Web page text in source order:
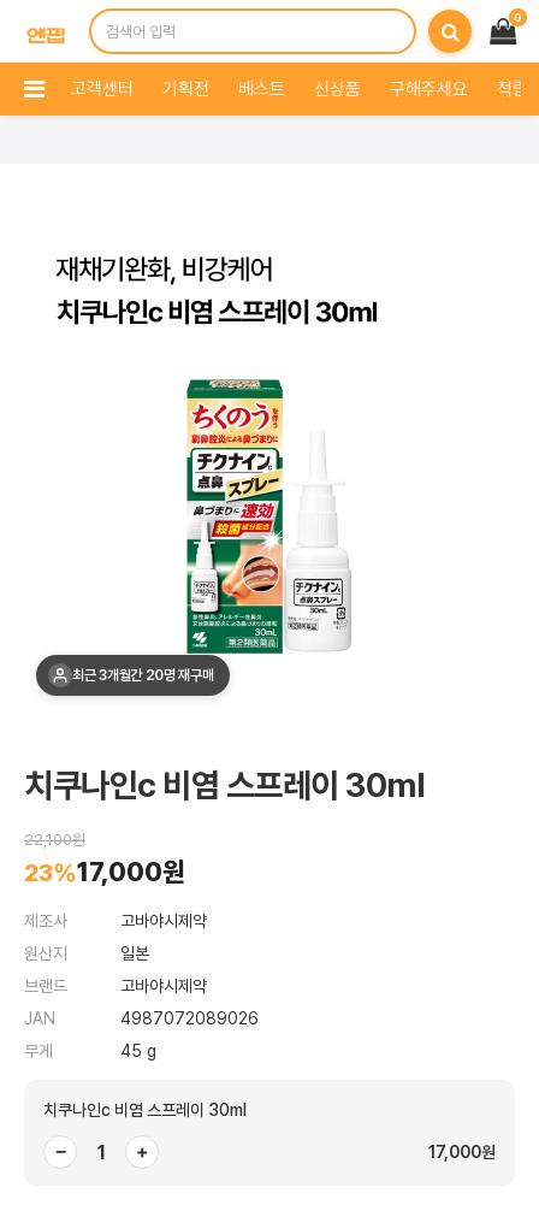
0
고객센터 기획전 베스트 신상품 구해주세요 적립
최근 3개월간 20명 재구매
치쿠나인c 비염 스프레이 30ml
22,100원
23%17,000원
제조사
고바야시제약
원산지
일본
브랜드
고바야시제약
JAN
4987072089026
무게
45 g
치쿠나인c 비염 스프레이 30ml
− + 17,000원